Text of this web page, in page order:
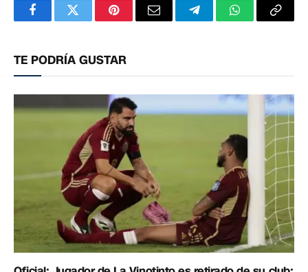
FacebookTwitterPinterestCorreoTelegramWhatsApp
TE PODRÍA GUSTAR